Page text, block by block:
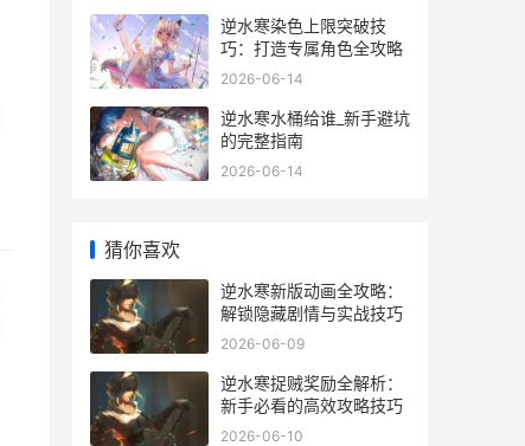
逆水寒染色上限突破技
巧：打造专属角色全攻略
2026-06-14
逆水寒水桶给谁_新手避坑
的完整指南
2026-06-14
猜你喜欢
逆水寒新版动画全攻略：
解锁隐藏剧情与实战技巧
2026-06-09
逆水寒捉贼奖励全解析：
新手必看的高效攻略技巧
2026-06-10